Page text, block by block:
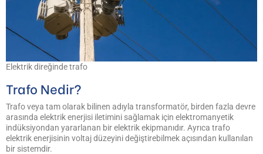
Elektrik direğinde trafo
Trafo Nedir?
Trafo veya tam olarak bilinen adıyla transformatör, birden fazla devre
arasında elektrik enerjisi iletimini sağlamak için elektromanyetik
indüksiyondan yararlanan bir elektrik ekipmanıdır. Ayrıca trafo
elektrik enerjisinin voltaj düzeyini değiştirebilmek açısından kullanılan
bir sistemdir.